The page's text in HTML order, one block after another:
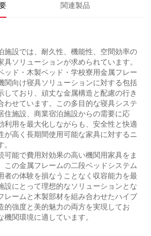
関連製品
施設では、耐久性、機能性、空間効率の
ソリューションが求められています。
ッド・木製ベッド・学校寮用金属フレー
関向け寝具ソリューションに対する包括
しており、頑丈な金属構造と配慮の行き
わせています。この多目的な寝具システ
住施設、商業宿泊施設からの需要に応
利用を最大化しながらも、安全性と快適
が高く長期間使用可能な家具に対するニ
可能で費用対効果の高い機関用家具をま
この金属フレームの二段ベッドシステム
者の体験を損なうことなく収容能力を最
設にとって理想的なソリューションとな
レームと木製部材を組み合わせたハイブ
的強度と美的魅力の両方を実現してお
機関環境に適しています。